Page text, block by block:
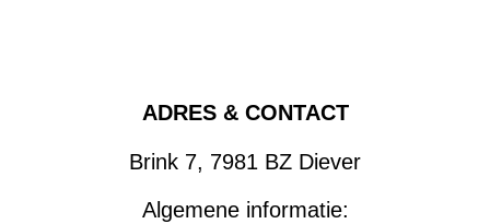
ADRES & CONTACT
Brink 7, 7981 BZ Diever
Algemene informatie: